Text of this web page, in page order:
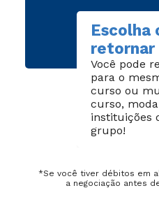
Escolha
retornar
Você pode
para o
curso ou
curso,
instituições
grupo!
*Se você tiver débitos em
a negociação antes